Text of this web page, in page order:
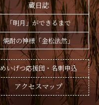
蔵日誌
「明月」ができるまで
焼酎の神様「金松法然」
めいげつ応援団・名刺申込
アクセスマップ